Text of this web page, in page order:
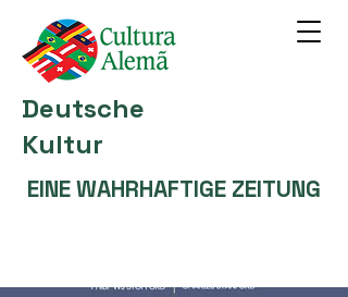
Deutsche
Kultur
EINE WAHRHAFTIGE ZEITUNG